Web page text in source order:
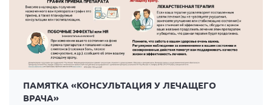
ПАМЯТКА «КОНСУЛЬТАЦИЯ У ЛЕЧАЩЕГО
ВРАЧА»